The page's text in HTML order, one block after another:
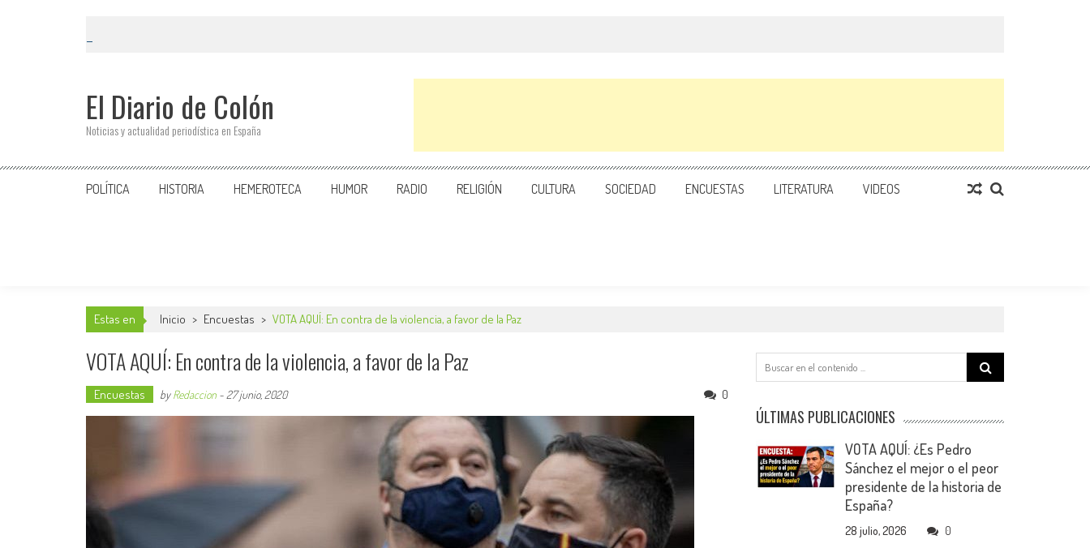
El Diario de Colón
Noticias y actualidad periodística en España
POLÍTICA HISTORIA HEMEROTECA HUMOR RADIO RELIGIÓN CULTURA SOCIEDAD ENCUESTAS LITERATURA VIDEOS
Estas en Inicio > Encuestas > VOTA AQUÍ: En contra de la violencia, a favor de la Paz
VOTA AQUÍ: En contra de la violencia, a favor de la Paz
Encuestas byRedaccion - 27 junio, 2020 0
Search
for:
ÚLTIMAS PUBLICACIONES
VOTA AQUÍ: ¿Es Pedro
Sánchez el mejor o el peor
presidente de la historia de
España?
28 julio, 2026 0